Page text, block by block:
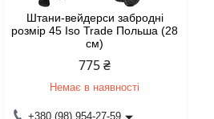
Штани-вейдерси забродні
розмір 45 Iso Trade Польша (28
см)
775 ₴
Немає в наявності
+380 (98) 954-27-59